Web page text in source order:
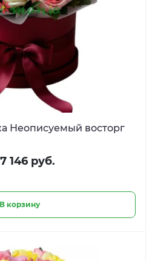
Неописуемый восторг
146 руб.
В корзину